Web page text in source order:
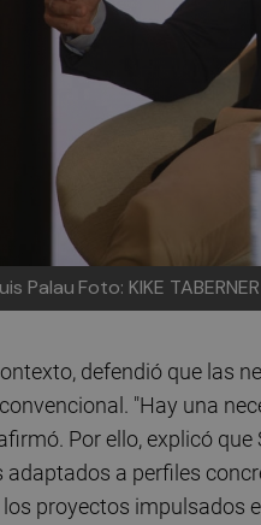
PalauFoto: KIKE TABERNER
defendió que las
"Hay una
Por ello, explicó
a perfiles
proyectos impulsados